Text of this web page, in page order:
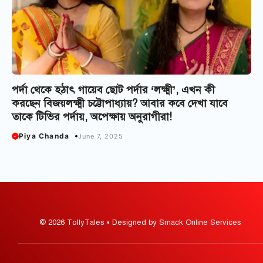
পর্দা থেকে হঠাৎ গায়েব ছোট পর্দার ‘লক্ষ্মী’, এখন কী
করছেন বিজয়লক্ষ্মী চট্টোপাধ্যায়? আবার কবে দেখা যাবে
তাকে টিভির পর্দায়, অপেক্ষায় অনুরাগীরা!
Piya Chanda June 7, 2025
© 2026 TollyTales • Designed by Smack Online Services